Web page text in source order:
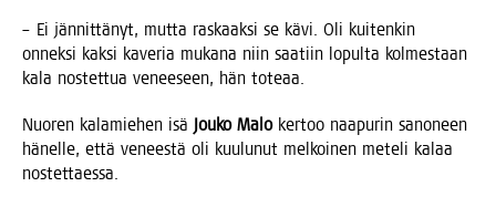
– Ei jän­nit­tä­nyt, mut­ta ras­kaak­si se kävi. Oli kui­ten­kin
onnek­si kak­si kave­ria muka­na niin saa­tiin lopul­ta kol­mes­taan
kala nos­tet­tua venee­seen, hän toteaa.
Nuo­ren kala­mie­hen isä Jou­ko Maloker­too naa­pu­rin sano­neen
hänel­le, että venees­tä oli kuu­lu­nut mel­koi­nen mete­li kalaa
nostettaessa.